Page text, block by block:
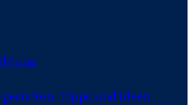
Tipps und Ideen